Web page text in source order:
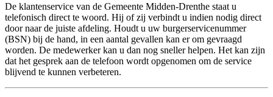
De klantenservice van de Gemeente Midden-Drenthe staat u
telefonisch direct te woord. Hij of zij verbindt u indien nodig direct
door naar de juiste afdeling. Houdt u uw burgerservicenummer
(BSN) bij de hand, in een aantal gevallen kan er om gevraagd
worden. De medewerker kan u dan nog sneller helpen. Het kan zijn
dat het gesprek aan de telefoon wordt opgenomen om de service
blijvend te kunnen verbeteren.